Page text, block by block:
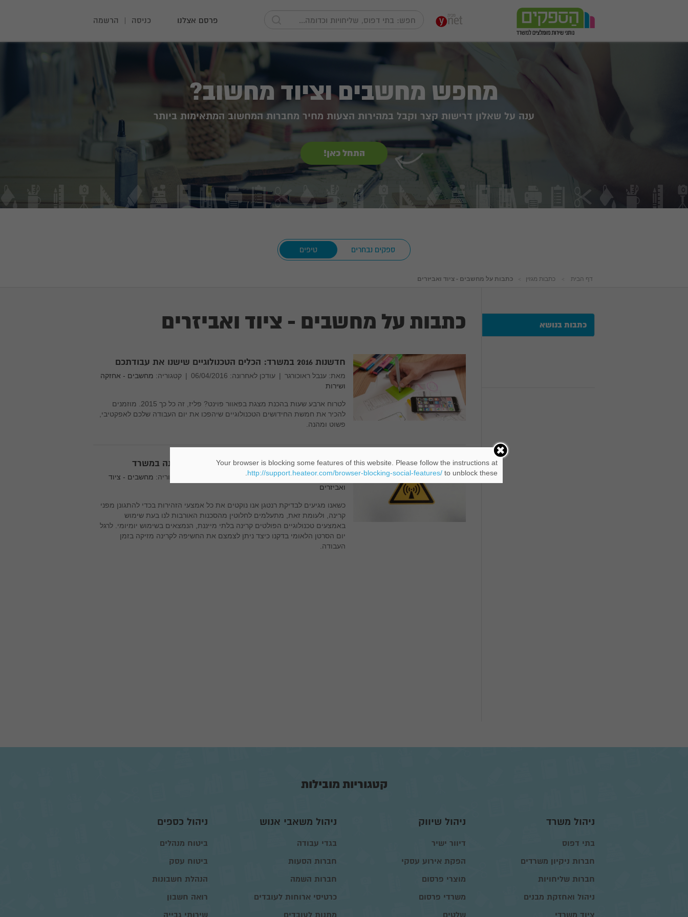
הרשמה | כניסה פרסם אצלנו
מחפש מחשבים וציוד מחשוב?
ענה על שאלון דרישות קצר וקבל במהירות הצעות מחיר מחברות המחשוב המתאימות ביותר
התחל כאן!
ספקים נבחרים טיפים
דף הבית כתבות מגזין כתבות על מחשבים - ציוד ואביזרים
כתבות בנושא כתבות על מחשבים - ציוד ואביזרים
חדשנות 2016 במשרד: הכלים הטכנולוגיים שישנו את עבודתכם
מאת: ענבל ראוכורגר | עודכן לאחרונה: 06/04/2016 | קטגוריה: מחשבים - אחזקה
ושירות
לטרוח ארבע שעות בהכנת מצגת בפאוור פוינט? פליז, זה כל כך 2015. מוזמנים
להכיר את חמשת החידושים הטכנולוגיים שיהפכו את יום העבודה שלכם לאפקטיבי,
פשוט ומהנה.
לרגל יום הסרטן הלאומי: הדרכים לצמצום הקרינה במשרד
מאת: ענבל ראוכורגר| עודכן לאחרונה: 06/04/2016 קטגוריה: מחשבים - ציוד
ואביזרים
כשאנו מגיעים לבדיקת רנטגן אנו נוקטים את כל אמצעי הזהירות בכדי להתגונן מפני
קרינה, ולעומת זאת, מתעלמים לחלוטין מהסכנות האורבות לנו בעת שימוש
באמצעים טכנולוגיים הפולטים קרינה בלתי מייננת, הנמצאים בשימוש יומיומי. לרגל
יום הסרטן הלאומי בדקנו כיצד ניתן לצמצם את החשיפה לקרינה מזיקה בזמן
העבודה.
קטגוריות מובילות
ניהול משרד
בתי דפוס
חברות ניקיון משרדים
חברות שליחויות
ניהול ואחזקת מבנים
ציוד משרדי
ניהול שיווק
דיוור ישיר
הפקת אירוע עסקי
מוצרי פרסום
משרדי פרסום
שלטים
ניהול משאבי אנוש
בגדי עבודה
חברות הסעות
חברות השמה
כרטיסי ארוחות לעובדים
מתנות לעובדים
ניהול כספים
ביטוח מנהלים
ביטוח עסק
הנהלת חשבונות
רואה חשבון
שירותי גבייה
Your browser is blocking some features of this website. Please follow the instructions at
http://support.heateor.com/browser-blocking-social-features/to unblock these.